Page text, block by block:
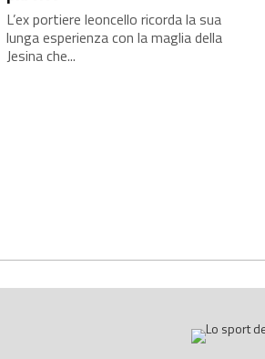
L’ex portiere leoncello ricorda la sua
lunga esperienza con la maglia della
Jesina che...